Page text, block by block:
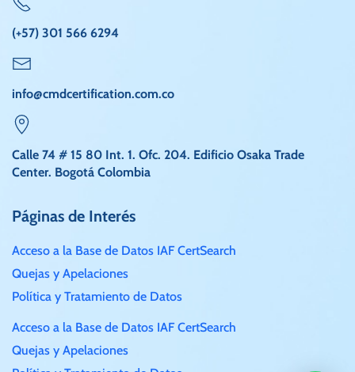
(+57) 301 566 6294
info@cmdcertification.com.co
Calle 74 # 15 80 Int. 1. Ofc. 204. Edificio Osaka Trade
Center. Bogotá Colombia
Páginas de Interés
Acceso a la Base de Datos IAF CertSearch
Quejas y Apelaciones
Política y Tratamiento de Datos
Acceso a la Base de Datos IAF CertSearch
Quejas y Apelaciones